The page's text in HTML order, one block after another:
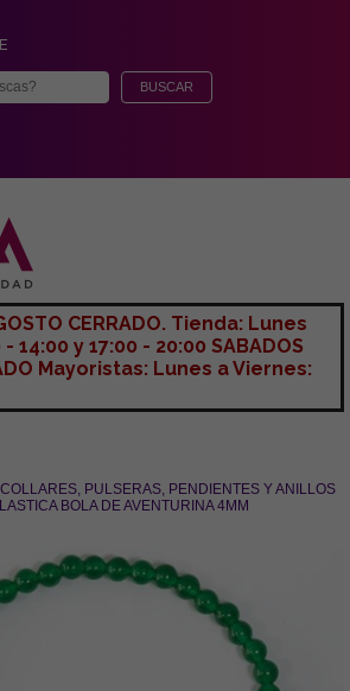
CERRADO. Tienda: Lunes
14:00 y 17:00 - 20:00 SABADOS
Mayoristas: Lunes a Viernes:
COLLARES, PULSERAS, PENDIENTES Y ANILLOS
BOLA DE AVENTURINA 4MM